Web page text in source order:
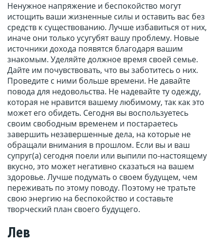
Ненужное напряжение и беспокойство могут
истощить ваши жизненные силы и оставить вас без
средств к существованию. Лучше избавиться от них,
иначе они только усугубят вашу проблему. Новые
источники дохода появятся благодаря вашим
знакомым. Уделяйте должное время своей семье.
Дайте им почувствовать, что вы заботитесь о них.
Проведите с ними больше времени. Не давайте
повода для недовольства. Не надевайте ту одежду,
которая не нравится вашему любимому, так как это
может его обидеть. Сегодня вы воспользуетесь
своим свободным временем и постараетесь
завершить незавершенные дела, на которые не
обращали внимания в прошлом. Если вы и ваш
супруг(а) сегодня поели или выпили по-настоящему
вкусно, это может негативно сказаться на вашем
здоровье. Лучше подумать о своем будущем, чем
переживать по этому поводу. Поэтому не тратьте
свою энергию на беспокойство и составьте
творческий план своего будущего.
Лев